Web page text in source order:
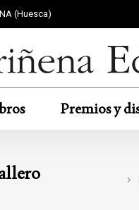
(Huesca)
Premios y